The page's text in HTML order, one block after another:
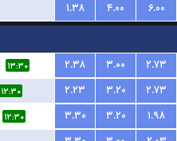
۱.۳۸ ۴.۰۰
۶.۰۰
۱۳:۳۰ ۲.۳۸ ۳.۰۰
۲.۷۳
۱۲:۳۰ ۲.۲۳ ۳.۲۰
۲.۷۳
۱۲:۳۰ ۳.۳۰ ۳.۲۰
۱.۹۸